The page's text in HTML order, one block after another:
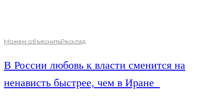
Можем объяснитьРасклад
В России любовь к власти сменится на
ненависть быстрее, чем в Иране